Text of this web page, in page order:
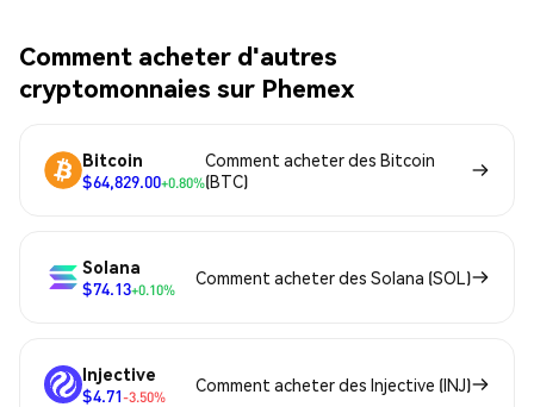
Comment acheter d'autres
cryptomonnaies sur Phemex
Bitcoin
$64,829.00+0.80%
Comment acheter des Bitcoin
(BTC)
Solana
$74.13+0.10%
Comment acheter des Solana (SOL)
Injective
$4.71-3.50%
Comment acheter des Injective (INJ)